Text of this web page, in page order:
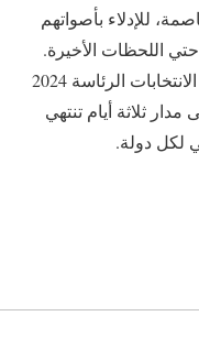
للإدلاء بأصواتهم
حتي اللحظات الأخيرة.
وبدأ المصريون في الخارج التصويت في الانتخابات الرئاسة 2024
ثلاثة أيام تنتهي
لكل دولة.